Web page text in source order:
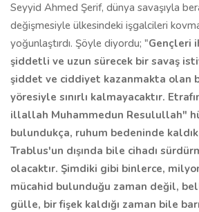
Seyyid Ahmed Şerif, dünya savaşıyla
değişmesiyle ülkesindeki işgalcileri
yoğunlaştırdı. Şöyle diyordu; "Gençleri
şiddetli ve uzun sürecek bir savaş
şiddet ve ciddiyet kazanmakta olan
yöresiyle sınırlı kalmayacaktır.
illallah Muhammedun Resulullah"
bulundukça, ruhum bedeninde
Trablus'un dışında bile cihadı
olacaktır. Şimdiki gibi binlerce,
mücahid bulunduğu zaman değil,
gülle, bir fişek kaldığı zaman bile